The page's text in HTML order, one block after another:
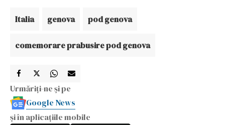
Italia genova pod genova
comemorare prabusire pod genova
Urmăriți-ne și pe
Google News
și în aplicațiile mobile